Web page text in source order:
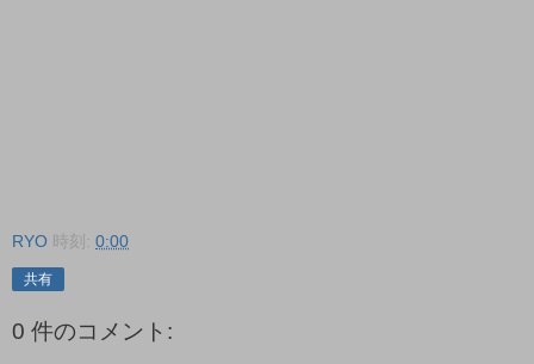
RYO 時刻: 0:00
共有
0 件のコメント: